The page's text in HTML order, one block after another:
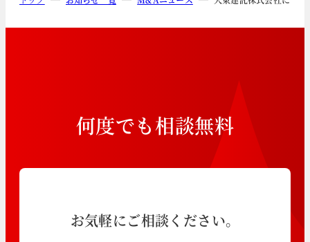
何度でも相談無料
お気軽にご相談ください。